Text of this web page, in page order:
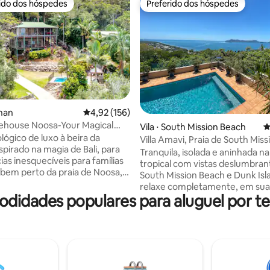
de 5, 239 avaliações
preferidos dos hóspedes
dos hóspedes
4,92 de uma avaliação média de 5, 156
4,92 (156)
Noosa-Your Magical
de luxo à beira da
na magia de Bali, para
inesquecíveis para famílias
perto da praia de Noosa,
campo de golfe! Delicie-se
tropical nesta "casa na
Assista ao "Experience
Preferido dos hóspedes
Preferido dos hóspedes
Vila ⋅ South Mission Beach
Villa Amavi, Praia de South
Tranquila, isolada e aninhada
tropical com vistas
South Mission Beach e Dunk
relaxe completamente, em
casa de férias de luxo
semana relaxando aqui parece
configurada para 2 a 10
tornando-a uma casa de férias
populares para aluguel por